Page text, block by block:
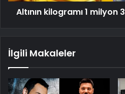
Altının kilogramı 1
İlgili Makaleler